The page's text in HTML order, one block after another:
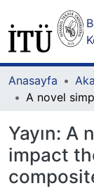
Anasayfa
Yayın: A
impact